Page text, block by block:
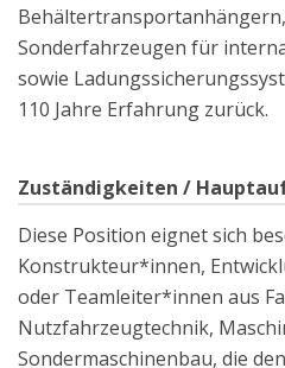
Sonderfahrzeugen für
sowie
110 Jahre Erfahrung zurück.
Zuständigkeiten /
Diese Position eignet sich
Konstrukteur*innen,
oder Teamleiter*innen aus
Nutzfahrzeugtechnik,
Sondermaschinenbau, die